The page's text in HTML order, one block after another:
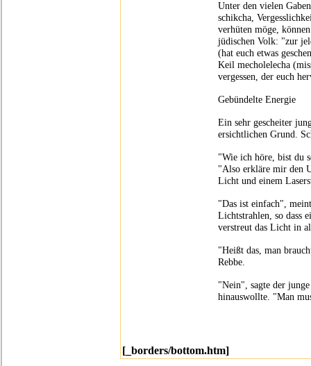
Unter den vielen
schikcha,
verhüten möge,
jüdischen Volk: "zur
(hat euch etwas
Keil mecholelecha
vergessen, der euch
Gebündelte Energie
Ein sehr gescheiter
ersichtlichen Grund.
"Wie ich höre, bist du
"Also erkläre mir den
Licht und einem
"Das ist einfach",
Lichtstrahlen, so dass
verstreut das Licht in
"Heißt das, man
Rebbe.
"Nein", sagte der
hinauswollte. "Man
[_borders/bottom.htm]